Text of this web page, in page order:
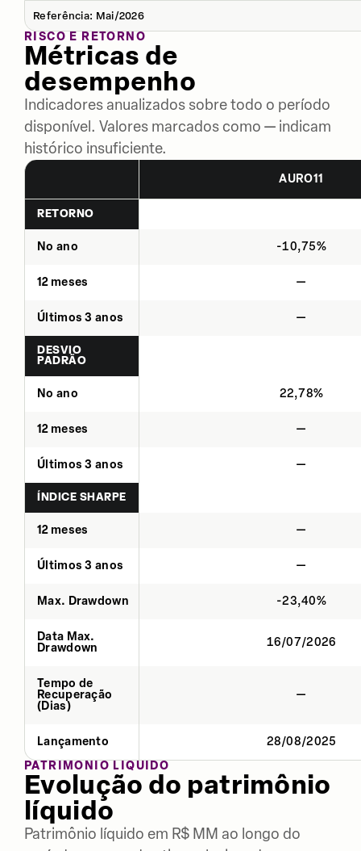
Referência: Mai/2026
RISCO E RETORNO
Métricas de
desempenho
Indicadores anualizados sobre todo o período
disponível. Valores marcados como — indicam
histórico insuficiente.
AURO11
RETORNO
No ano -10,75%
12 meses —
Últimos 3 anos —
DESVIO
PADRÃO
No ano 22,78%
12 meses —
Últimos 3 anos —
ÍNDICE SHARPE
12 meses —
Últimos 3 anos —
Max. Drawdown -23,40%
Data Max.
Drawdown
16/07/2026
Tempo de
Recuperação
(Dias)
—
Lançamento
28/08/2025
PATRIMÔNIO LÍQUIDO
Evolução do patrimônio
líquido
Patrimônio líquido em R$ MM ao longo do